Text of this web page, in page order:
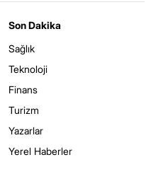
Son Dakika
Sağlık
Teknoloji
Finans
Turizm
Yazarlar
Yerel Haberler